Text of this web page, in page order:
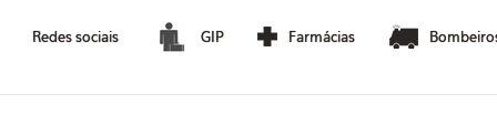
Redes sociais GIP Farmácias